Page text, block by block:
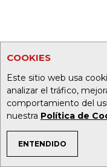
COOKIES
Este sitio web usa
analizar el tráfico,
comportamiento del
nuestra Política de
ENTENDIDO
TEMAS DE INTERÉS